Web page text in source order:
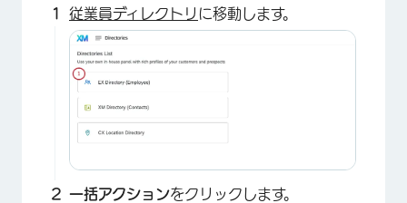
従業員ディレクトリ に移動します。
一括アクションをクリックします。